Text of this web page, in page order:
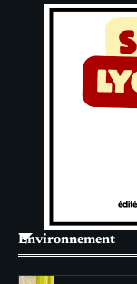
Environnement